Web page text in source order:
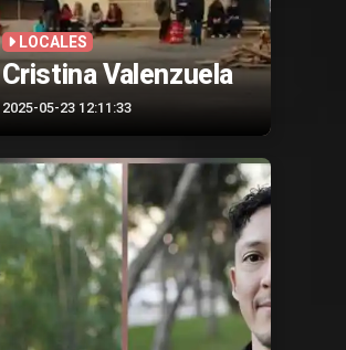
LOCALES
Cristina Valenzuela
2025-05-23 12:11:33